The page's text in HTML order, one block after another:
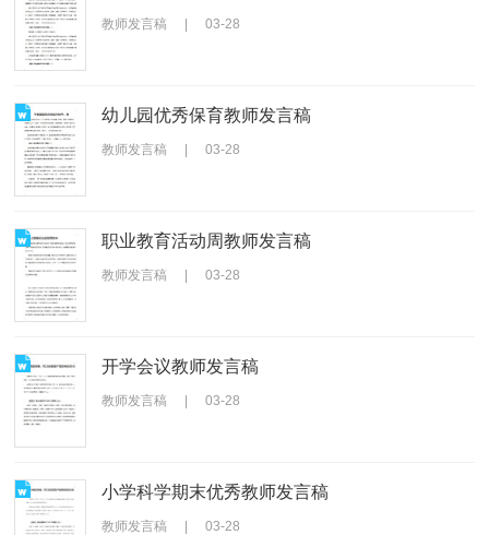
教师发言稿 | 03-28
幼儿园优秀保育教师发言稿
教师发言稿 | 03-28
职业教育活动周教师发言稿
教师发言稿 | 03-28
开学会议教师发言稿
教师发言稿 | 03-28
小学科学期末优秀教师发言稿
教师发言稿 | 03-28